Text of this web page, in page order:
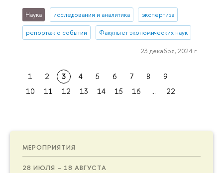
МЕРОПРИЯТИЯ
28 ИЮЛЯ – 18 АВГУСТА
Наука исследования и аналитика экспертиза
репортаж о событии Факультет экономических наук
23 декабря, 2024 г.
1 2 3 4 5 6 7 8
9
10
11 12 13 14 15 16 ... 22